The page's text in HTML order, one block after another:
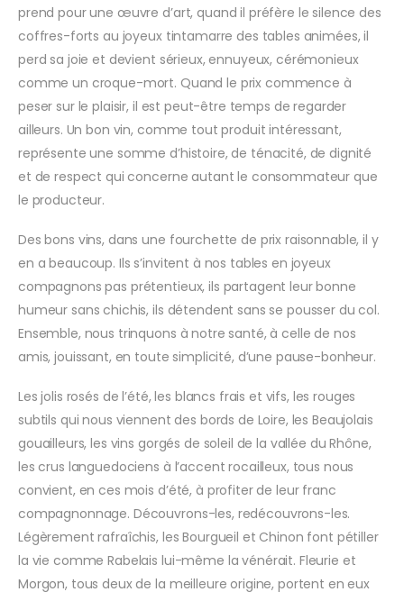
prend pour une œuvre d’art, quand il préfère le silence des
coffres-forts au joyeux tintamarre des tables animées, il
perd sa joie et devient sérieux, ennuyeux, cérémonieux
comme un croque-mort. Quand le prix commence à
peser sur le plaisir, il est peut-être temps de regarder
ailleurs. Un bon vin, comme tout produit intéressant,
représente une somme d’histoire, de ténacité, de dignité
et de respect qui concerne autant le consommateur que
le producteur.
Des bons vins, dans une fourchette de prix raisonnable, il y
en a beaucoup. Ils s’invitent à nos tables en joyeux
compagnons pas prétentieux, ils partagent leur bonne
humeur sans chichis, ils détendent sans se pousser du col.
Ensemble, nous trinquons à notre santé, à celle de nos
amis, jouissant, en toute simplicité, d’une pause-bonheur.
Les jolis rosés de l’été, les blancs frais et vifs, les rouges
subtils qui nous viennent des bords de Loire, les Beaujolais
gouailleurs, les vins gorgés de soleil de la vallée du Rhône,
les crus languedociens à l’accent rocailleux, tous nous
convient, en ces mois d’été, à profiter de leur franc
compagnonnage. Découvrons-les, redécouvrons-les.
Légèrement rafraîchis, les Bourgueil et Chinon font pétiller
la vie comme Rabelais lui-même la vénérait. Fleurie et
Morgon, tous deux de la meilleure origine, portent en eux